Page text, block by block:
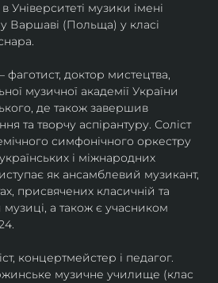
Університеті музики імені
(Польща) у класі
– фаготист, доктор мистецтва,
музичної академії України
де також завершив
та творчу аспірантуру. Соліст
симфонічного оркестру
і міжнародних
як ансамблевий музикант,
присвячених класичній та
музиці, а також є учасником
концертмейстер і педагог.
музичне училище (клас